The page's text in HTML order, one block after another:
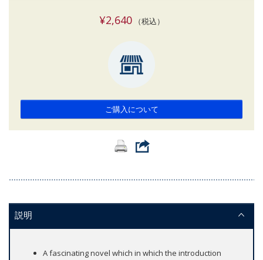
¥2,640（税込）
ご購入について
説明
A fascinating novel which in which the introduction